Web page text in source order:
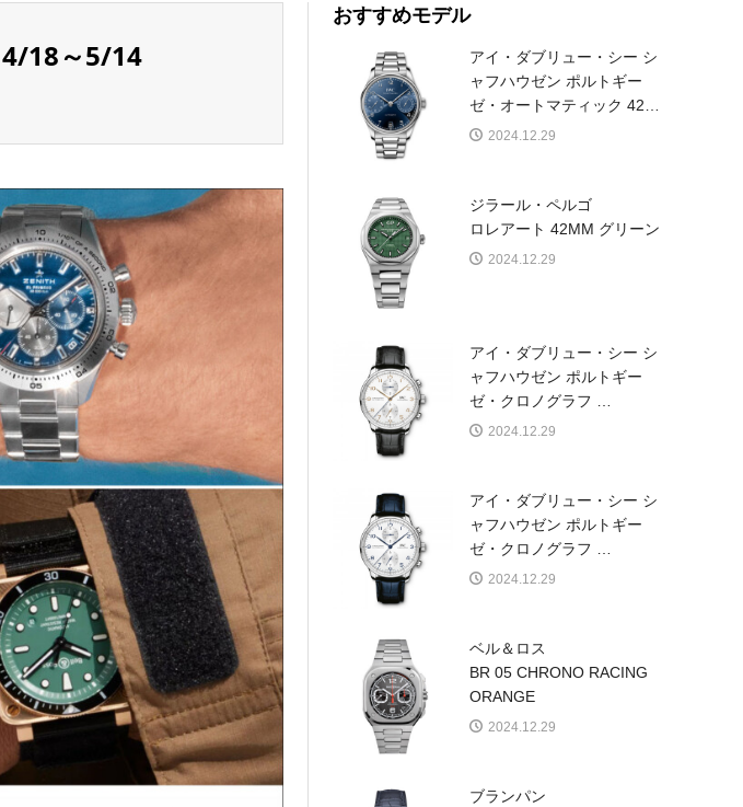
4/18～5/14
おすすめモデル
アイ・ダブリュー・シー シ
ャフハウゼン ポルトギー
ゼ・オートマティック 42…
2024.12.29
ジラール・ペルゴ
ロレアート 42MM グリーン
2024.12.29
アイ・ダブリュー・シー シ
ャフハウゼン ポルトギー
ゼ・クロノグラフ …
2024.12.29
アイ・ダブリュー・シー シ
ャフハウゼン ポルトギー
ゼ・クロノグラフ …
2024.12.29
ベル＆ロス
BR 05 CHRONO RACING
ORANGE
2024.12.29
ブランパン